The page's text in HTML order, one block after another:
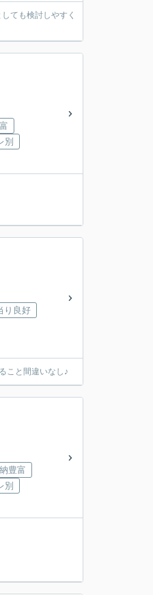
ても検討しやすく
別
り良好
こと間違いなし♪
豊富
別